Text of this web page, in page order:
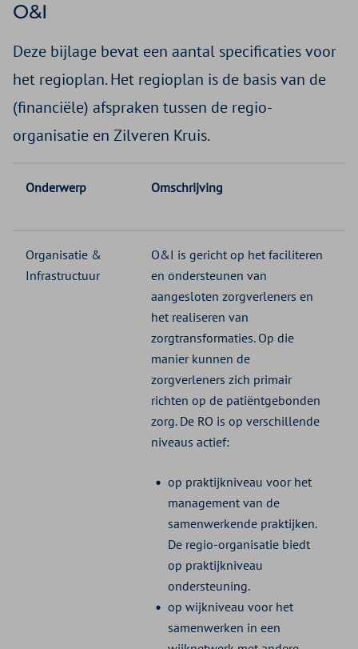
O&I
Deze bijlage bevat een aantal specificaties voor
het regioplan. Het regioplan is de basis van de
(financiële) afspraken tussen de regio-
organisatie en Zilveren Kruis.
Onderwerp Omschrijving
Organisatie &
Infrastructuur
O&I is gericht op het faciliteren
en ondersteunen van
aangesloten zorgverleners en
het realiseren van
zorgtransformaties. Op die
manier kunnen de
zorgverleners zich primair
richten op de patiëntgebonden
zorg. De RO is op verschillende
niveaus actief:
op praktijkniveau voor het
management van de
samenwerkende praktijken.
De regio-organisatie biedt
op praktijkniveau
ondersteuning.
op wijkniveau voor het
samenwerken in een